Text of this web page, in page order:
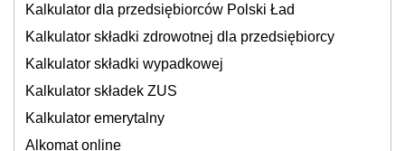
Kalkulator dla przedsiębiorców Polski Ład
Kalkulator składki zdrowotnej dla przedsiębiorcy
Kalkulator składki wypadkowej
Kalkulator składek ZUS
Kalkulator emerytalny
Alkomat online